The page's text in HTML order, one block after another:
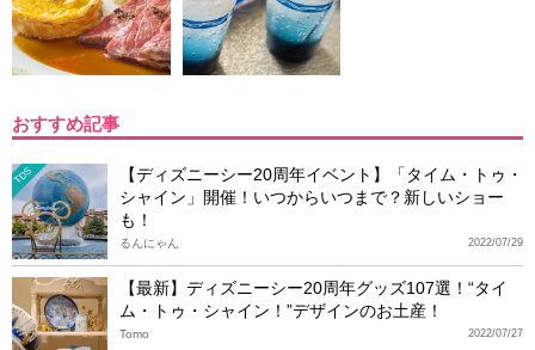
おすすめ記事
TDS
【ディズニーシー20周年イベント】「タイム・トゥ・
シャイン」開催！いつからいつまで？新しいショー
も！
2022/07/29
るんにゃん
【最新】ディズニーシー20周年グッズ107選！“タイ
ム・トゥ・シャイン！”デザインのお土産！
2022/07/27
Tomo